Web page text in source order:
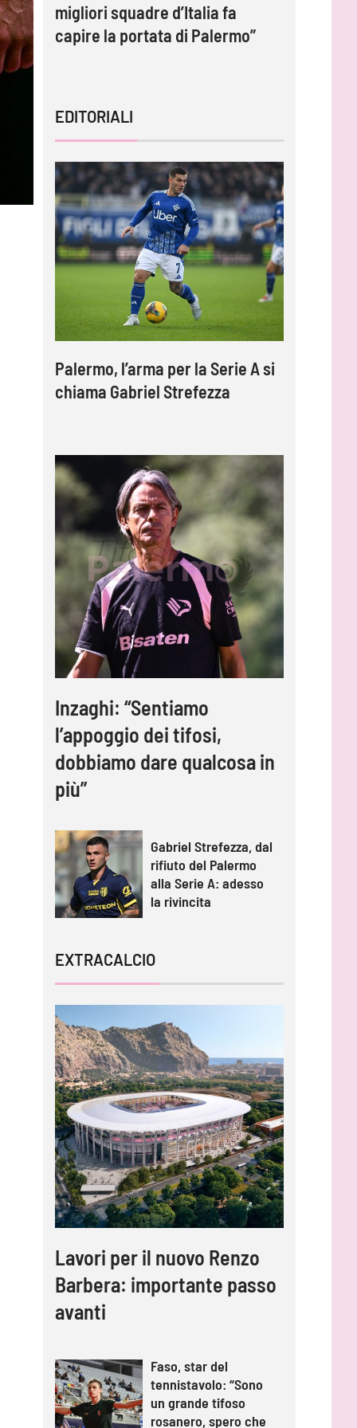
migliori squadre d’Italia fa
capire la portata di Palermo”
EDITORIALI
Palermo, l’arma per la Serie A si
chiama Gabriel Strefezza
Inzaghi: “Sentiamo
l’appoggio dei tifosi,
dobbiamo dare qualcosa in
più”
Gabriel Strefezza, dal
rifiuto del Palermo
alla Serie A: adesso
la rivincita
EXTRACALCIO
Lavori per il nuovo Renzo
Barbera: importante passo
avanti
Faso, star del
tennistavolo: “Sono
un grande tifoso
rosanero, spero che